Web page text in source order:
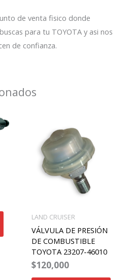
de venta fisico donde
para tu TOYOTA y asi nos
de confianza.
LAND CRUISER
VÁLVULA DE PRESIÓN
DE COMBUSTIBLE
TOYOTA 23207-46010
$120,000